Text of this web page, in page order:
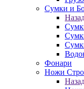
Сумки и
Фонари
Ножи